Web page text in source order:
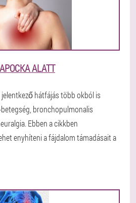
ALATT
hátfájás több okból is
bronchopulmonalis
Ebben a cikkben
enyhíteni a fájdalom támadásait a